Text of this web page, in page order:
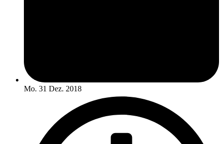
Mo. 31 Dez. 2018